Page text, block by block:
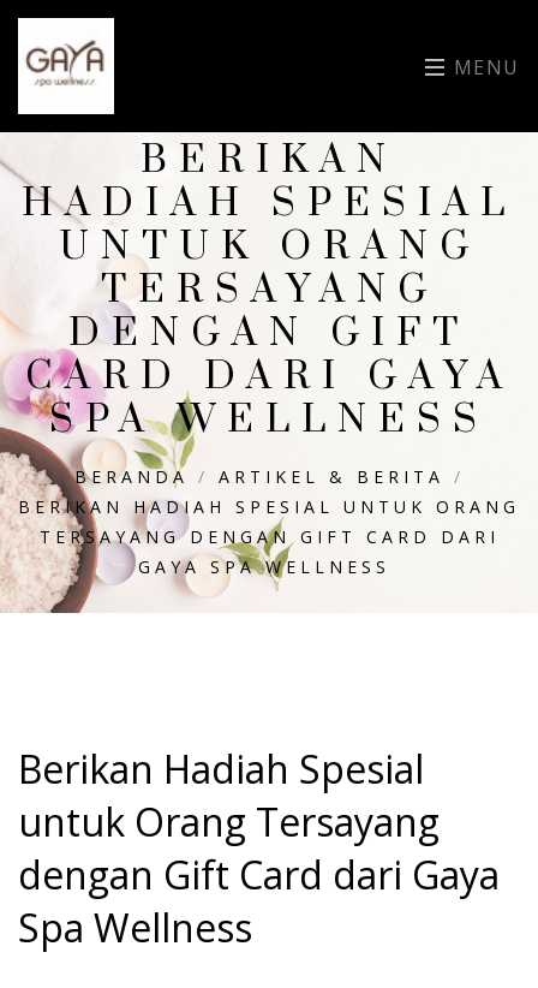
MENU
BERIKAN
HADIAH SPESIAL
UNTUK ORANG
TERSAYANG
DENGAN GIFT
CARD DARI GAYA
SPA WELLNESS
BERANDA / ARTIKEL & BERITA
/
BERIKAN HADIAH SPESIAL UNTUK ORANG
TERSAYANG DENGAN GIFT CARD DARI
GAYA SPA WELLNESS
Berikan Hadiah Spesial
untuk Orang Tersayang
dengan Gift Card dari Gaya
Spa Wellness